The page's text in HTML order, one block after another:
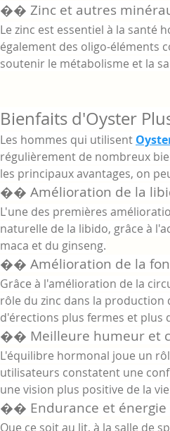
�� Zinc et autres
Le zinc est essentiel à la santé
également des oligo-éléments
soutenir le métabolisme et la
Bienfaits d'Oyster
Les hommes qui utilisent
régulièrement de nombreux
les principaux avantages, on
�� Amélioration de la
L'une des premières
naturelle de la libido, grâce à
maca et du ginseng.
�� Amélioration de la
Grâce à l'amélioration de la
rôle du zinc dans la
d'érections plus fermes et plus
�� Meilleure humeur et
L'équilibre hormonal joue un
utilisateurs constatent une
une vision plus positive de la
�� Endurance et énergie
Que ce soit au lit, à la salle de